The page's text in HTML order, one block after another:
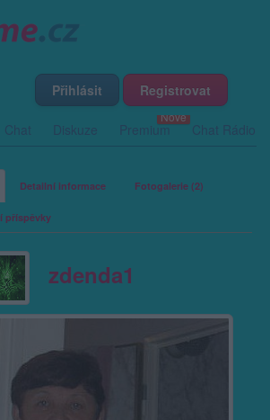
Přihlásit Registrovat
Chat Diskuze Premium Chat Rádio
Detailní informace Fotogalerie (2)
příspěvky
zdenda1